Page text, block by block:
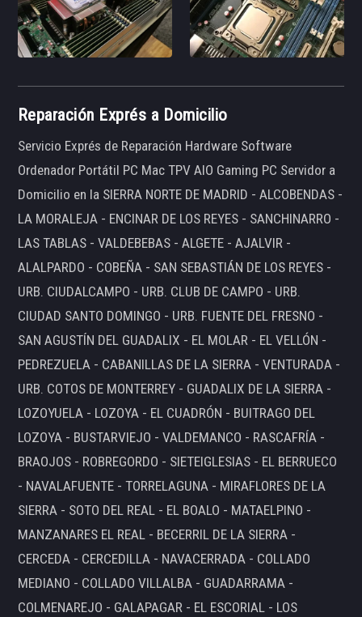
Reparación Exprés a Domicilio
Servicio Exprés de Reparación Hardware Software
Ordenador Portátil PC Mac TPV AIO Gaming PC Servidor a
Domicilio en la SIERRA NORTE DE MADRID - ALCOBENDAS -
LA MORALEJA - ENCINAR DE LOS REYES - SANCHINARRO -
LAS TABLAS - VALDEBEBAS - ALGETE - AJALVIR -
ALALPARDO - COBEÑA - SAN SEBASTIÁN DE LOS REYES -
URB. CIUDALCAMPO - URB. CLUB DE CAMPO - URB.
CIUDAD SANTO DOMINGO - URB. FUENTE DEL FRESNO -
SAN AGUSTÍN DEL GUADALIX - EL MOLAR - EL VELLÓN -
PEDREZUELA - CABANILLAS DE LA SIERRA - VENTURADA -
URB. COTOS DE MONTERREY - GUADALIX DE LA SIERRA -
LOZOYUELA - LOZOYA - EL CUADRÓN - BUITRAGO DEL
LOZOYA - BUSTARVIEJO - VALDEMANCO - RASCAFRÍA -
BRAOJOS - ROBREGORDO - SIETEIGLESIAS - EL BERRUECO
- NAVALAFUENTE - TORRELAGUNA - MIRAFLORES DE LA
SIERRA - SOTO DEL REAL - EL BOALO - MATAELPINO -
MANZANARES EL REAL - BECERRIL DE LA SIERRA -
CERCEDA - CERCEDILLA - NAVACERRADA - COLLADO
MEDIANO - COLLADO VILLALBA - GUADARRAMA -
COLMENAREJO - GALAPAGAR - EL ESCORIAL - LOS